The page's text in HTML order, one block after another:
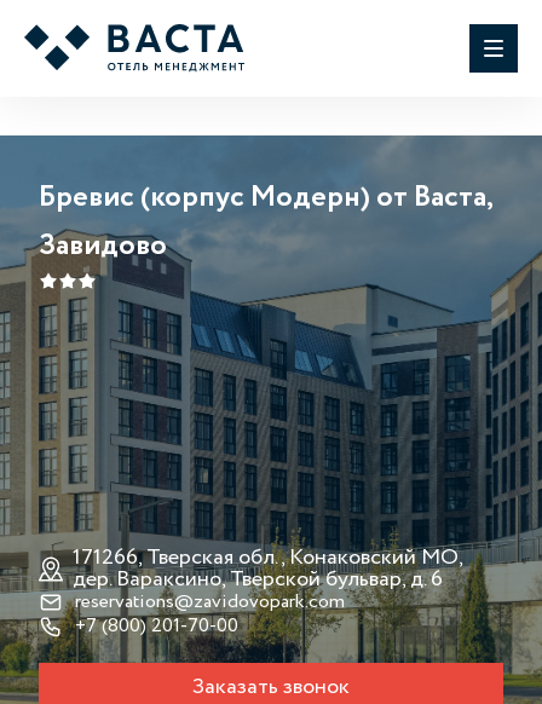
Бревис (корпус Модерн) от Васта,
Завидово
171266, Тверская обл., Конаковский МО,
дер. Вараксино, Тверской бульвар, д. 6
reservations@zavidovopark.com
+7 (800) 201-70-00
Заказать звонок